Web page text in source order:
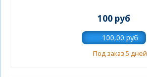
100 руб
Под заказ 5 дней